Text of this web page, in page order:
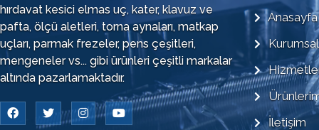
hırdavat kesici elmas uç, kater, klavuz ve
pafta, ölçü aletleri, torna aynaları, matkap
uçları, parmak frezeler, pens çeşitleri,
mengeneler vs... gibi ürünleri çeşitli markalar
altında pazarlamaktadır.
Anasayfa
Kurumsal
İletişim